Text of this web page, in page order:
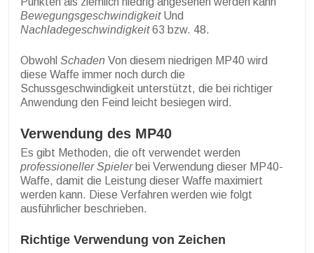
Bewegungsgeschwindigkeit Und
Nachladegeschwindigkeit63 bzw. 48.
Obwohl Schaden Von diesem niedrigen MP40 wird
diese Waffe immer noch durch die
Schussgeschwindigkeit unterstützt, die bei richtiger
Anwendung den Feind leicht besiegen wird.
Verwendung des MP40
Es gibt Methoden, die oft verwendet werden
professioneller Spielerbei Verwendung dieser MP40-
Waffe, damit die Leistung dieser Waffe maximiert
werden kann. Diese Verfahren werden wie folgt
ausführlicher beschrieben.
Richtige Verwendung von Zeichen